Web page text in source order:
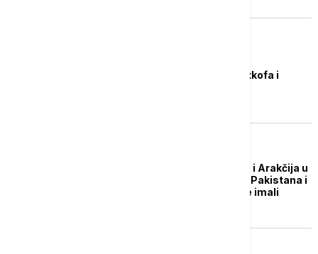
Tramp otkazao put Vitkofa i
Srdačan susret Šarifa i Arakčija u
Islamabadu: Premijer Pakistana i
iranski šef diplomatije imali